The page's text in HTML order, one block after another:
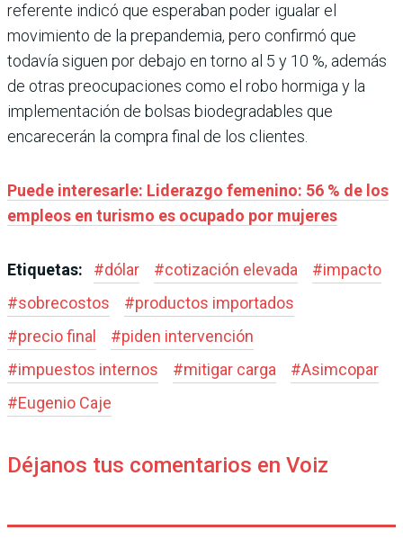
referente indicó que esperaban poder igualar el
movimiento de la prepandemia, pero confirmó que
todavía siguen por debajo en torno al 5 y 10 %, además
de otras preocupaciones como el robo hormiga y la
implementación de bolsas biodegradables que
encarecerán la compra final de los clientes.
Puede interesarle: Liderazgo femenino: 56 % de los
empleos en turismo es ocupado por mujeres
Etiquetas: #dólar #cotización elevada #impacto
#sobrecostos #productos importados
#precio final #piden intervención
#impuestos internos #mitigar carga #Asimcopar
#Eugenio Caje
Déjanos tus comentarios en Voiz